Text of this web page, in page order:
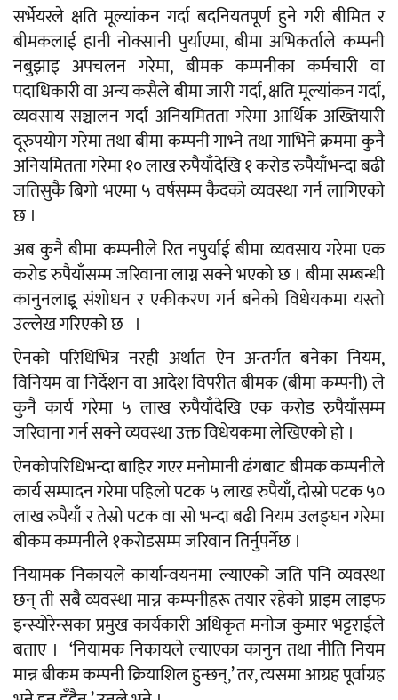
सर्भेयरले क्षति मूल्यांकन गर्दा बदनियतपूर्ण हुने गरी बीमित र
बीमकलाई हानी नोक्सानी पुर्याएमा, बीमा अभिकर्ताले कम्पनी
नबुझाइ अपचलन गरेमा, बीमक कम्पनीका कर्मचारी वा
पदाधिकारी वा अन्य कसैले बीमा जारी गर्दा, क्षति मूल्यांकन गर्दा,
व्यवसाय सञ्चालन गर्दा अनियमितता गरेमा आर्थिक अख्तियारी
दूरुपयोग गरेमा तथा बीमा कम्पनी गाभ्ने तथा गाभिने क्रममा कुनै
अनियमितता गरेमा १० लाख रुपैयाँदेखि १ करोड रुपैयाँभन्दा बढी
जतिसुकै बिगो भएमा ५ वर्षसम्म कैदको व्यवस्था गर्न लागिएको
छ ।
अब कुनै बीमा कम्पनीले रित नपुर्याई बीमा व्यवसाय गरेमा एक
करोड रुपैयाँसम्म जरिवाना लाग्न सक्ने भएको छ । बीमा सम्बन्धी
कानुनलाइ्र्र संशोधन र एकीकरण गर्न बनेको विधेयकमा यस्तो
उल्लेख गरिएको छ ।
ऐनको परिधिभित्र नरही अर्थात ऐन अन्तर्गत बनेका नियम,
विनियम वा निर्देशन वा आदेश विपरीत बीमक (बीमा कम्पनी) ले
कुनै कार्य गरेमा ५ लाख रुपैयाँदेखि एक करोड रुपैयाँसम्म
जरिवाना गर्न सक्ने व्यवस्था उक्त विधेयकमा लेखिएको हो ।
ऐनकोपरिधिभन्दा बाहिर गएर मनोमानी ढंगबाट बीमक कम्पनीले
कार्य सम्पादन गरेमा पहिलो पटक ५ लाख रुपैयाँ, दोस्रो पटक ५०
लाख रुपैयाँ र तेस्रो पटक वा सो भन्दा बढी नियम उलङ्घन गरेमा
बीकम कम्पनीले १करोडसम्म जरिवान तिर्नुपर्नेछ ।
नियामक निकायले कार्यान्वयनमा ल्याएको जति पनि व्यवस्था
छन् ती सबै व्यवस्था मान्न कम्पनीहरू तयार रहेको प्राइम लाइफ
इन्स्योरेन्सका प्रमुख कार्यकारी अधिकृत मनोज कुमार भट्टराईले
बताए । ‘नियामक निकायले ल्याएका कानुन तथा नीति नियम
मान्न बीकम कम्पनी क्रियाशिल हुन्छन्,’ तर, त्यसमा आग्रह पूर्वाग्रह